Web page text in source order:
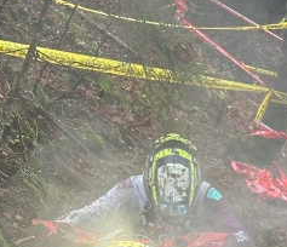
Enduro Under23/Senior
Femminile. Questo fine
settimana la terza
23 Luglio 2026